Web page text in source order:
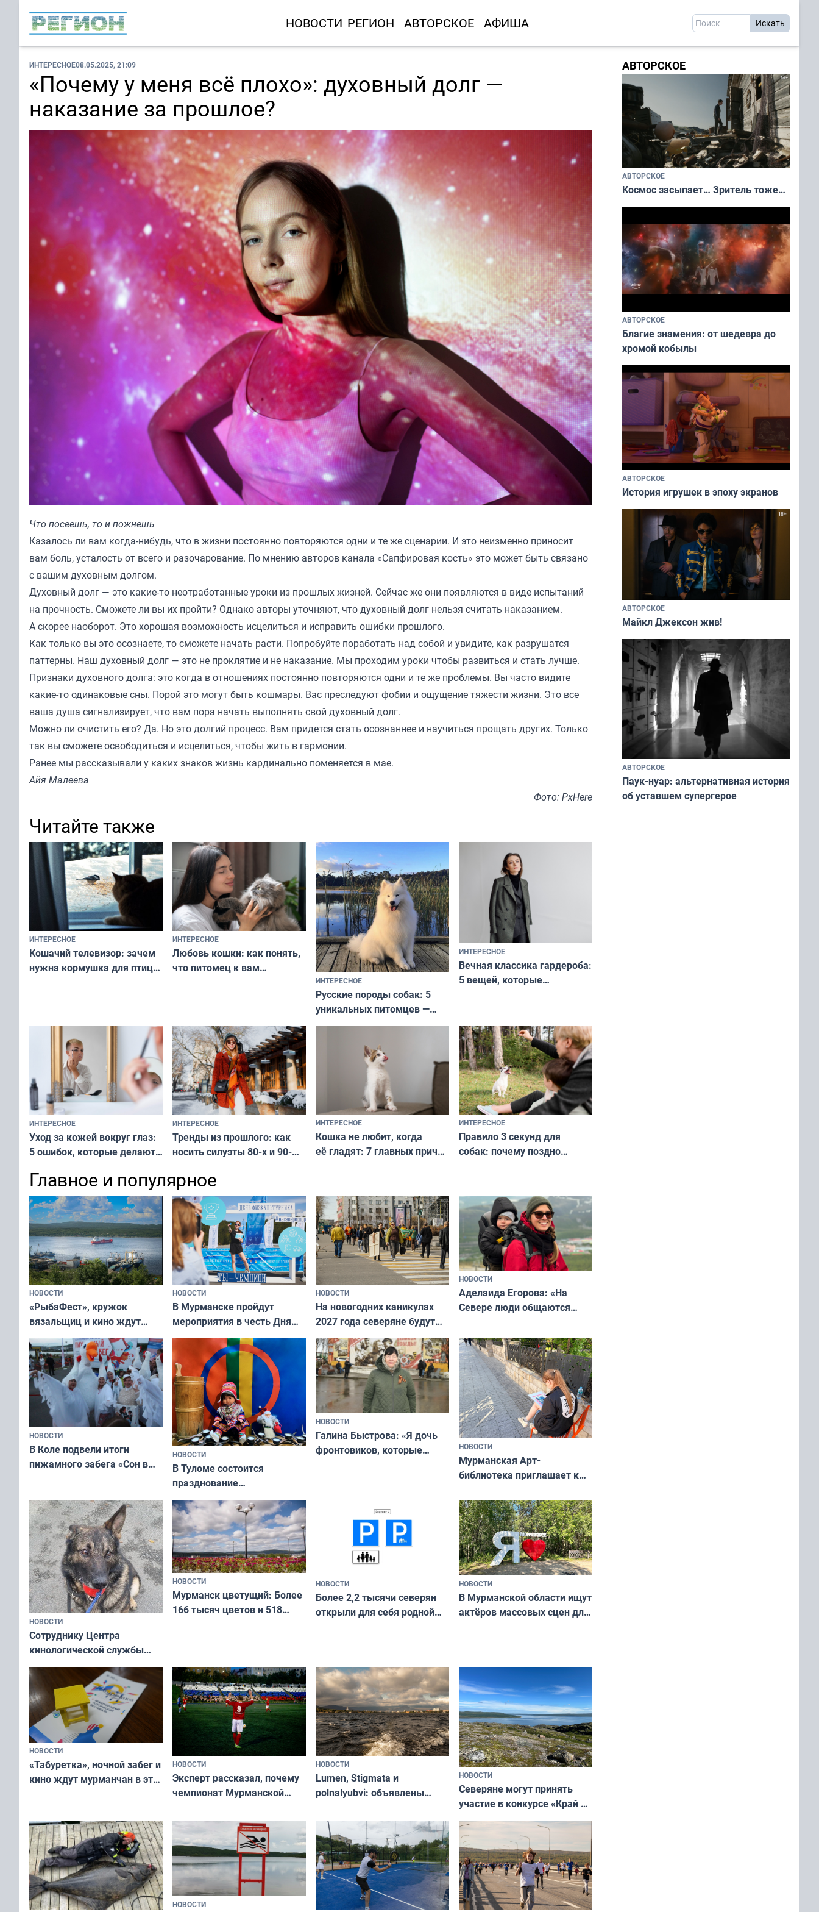
НОВОСТИ РЕГИОН АВТОРСКОЕ АФИША
ИНТЕРЕСНОЕ08.05.2025, 21:09
«Почему у меня всё плохо»: духовный долг —
наказание за прошлое?
Что посеешь, то и пожнешь
Казалось ли вам когда-нибудь, что в жизни постоянно повторяются одни и те же сценарии. И это неизменно приносит
вам боль, усталость от всего и разочарование. По мнению авторов канала «Сапфировая кость» это может быть связано
с вашим духовным долгом.
Духовный долг — это какие-то неотработанные уроки из прошлых жизней. Сейчас же они появляются в виде испытаний
на прочность. Сможете ли вы их пройти? Однако авторы уточняют, что духовный долг нельзя считать наказанием.
А скорее наоборот. Это хорошая возможность исцелиться и исправить ошибки прошлого.
Как только вы это осознаете, то сможете начать расти. Попробуйте поработать над собой и увидите, как разрушатся
паттерны. Наш духовный долг — это не проклятие и не наказание. Мы проходим уроки чтобы развиться и стать лучше.
Признаки духовного долга: это когда в отношениях постоянно повторяются одни и те же проблемы. Вы часто видите
какие-то одинаковые сны. Порой это могут быть кошмары. Вас преследуют фобии и ощущение тяжести жизни. Это все
ваша душа сигнализирует, что вам пора начать выполнять свой духовный долг.
Можно ли очистить его? Да. Но это долгий процесс. Вам придется стать осознаннее и научиться прощать других. Только
так вы сможете освободиться и исцелиться, чтобы жить в гармонии.
Ранее мы рассказывали у каких знаков жизнь кардинально поменяется в мае.
Айя Малеева
Фото: PxHere
Читайте также
ИНТЕРЕСНОЕ
Кошачий телевизор: зачем
нужна кормушка для птиц
ИНТЕРЕСНОЕ
Любовь кошки: как понять,
что питомец к вам
ИНТЕРЕСНОЕ
Русские породы собак: 5
уникальных питомцев —
национальные сокровища
и характером
ИНТЕРЕСНОЕ
Вечная классика гардероба:
5 вещей, которые
и актуально в любой сезон
ИНТЕРЕСНОЕ
Уход за кожей вокруг глаз:
5 ошибок, которые делают
и вернуть свежий взгляд
без дорогих средств
ИНТЕРЕСНОЕ
Тренды из прошлого: как
носить силуэты 80-х и 90-
современно и стильно без
переплат
ИНТЕРЕСНОЕ
Кошка не любит, когда
её гладят: 7 главных причин
независимому питомцу
ИНТЕРЕСНОЕ
Правило 3 секунд для
собак: почему поздно
питомцу всё сразу и без
криков
Главное и популярное
НОВОСТИ
«РыбаФест», кружок
вязальщиц и кино ждут
мурманчан в эти выходные
НОВОСТИ
В Мурманске пройдут
мероприятия в честь Дня
физкультурника
НОВОСТИ
На новогодних каникулах
2027 года северяне будут
отдыхать 11 дней
НОВОСТИ
Аделаида Егорова: «На
Севере люди общаются
а потому что
ты им интересен»
НОВОСТИ
В Коле подвели итоги
пижамного забега «Сон в
НОВОСТИ
В Туломе состоится
празднование
Международного дня
коренных народов мира
НОВОСТИ
Галина Быстрова: «Я дочь
фронтовиков, которые
НОВОСТИ
Мурманская Арт-
библиотека приглашает к
и фотографов
НОВОСТИ
Сотруднику Центра
кинологической службы
ищут новый дом
НОВОСТИ
Мурманск цветущий: Более
166 тысяч цветов и 518
НОВОСТИ
Более 2,2 тысячи северян
открыли для себя родной
НОВОСТИ
В Мурманской области ищут
актёров массовых сцен для
НОВОСТИ
«Табуретка», ночной забег и
кино ждут мурманчан в эти
НОВОСТИ
Эксперт рассказал, почему
чемпионат Мурманской
незамеченным
НОВОСТИ
Lumen, Stigmata и
polnalyubvi: объявлены
«Имандра» в 2026 года
НОВОСТИ
Северяне могут принять
участие в конкурсе «Край у
северной границы: фотогид
по Печенгскому округу»
НОВОСТИ
АВТОРСКОЕ
АВТОРСКОЕ
Космос засыпает… Зритель тоже…
АВТОРСКОЕ
Благие знамения: от шедевра до
хромой кобылы
АВТОРСКОЕ
История игрушек в эпоху экранов
АВТОРСКОЕ
Майкл Джексон жив!
АВТОРСКОЕ
Паук-нуар: альтернативная история
об уставшем супергерое